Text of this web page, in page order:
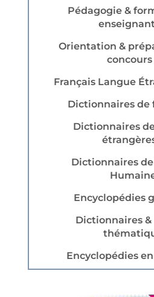
Pédagogie &
Orientation &
concours
Français Langue
Dictionnaires de
Dictionnaires
Dictionnaires
Encyclopédies
Dictionnaires &
Encyclopédies